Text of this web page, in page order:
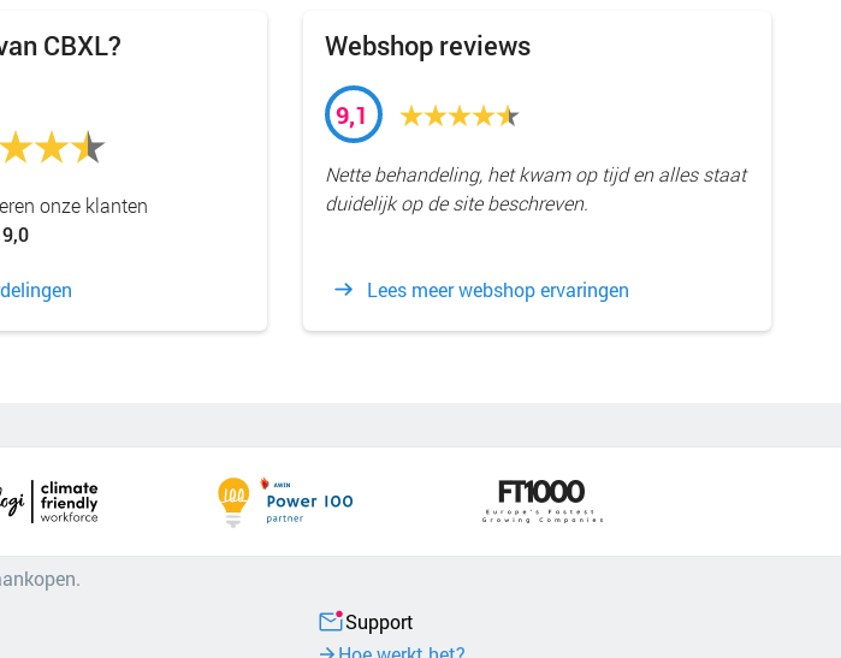
CBXL?
onze klanten
9,0
Webshop reviews
9,1
Nette behandeling, het kwam op tijd en alles staat
duidelijk op de site beschreven.
Lees meer webshop ervaringen
Support